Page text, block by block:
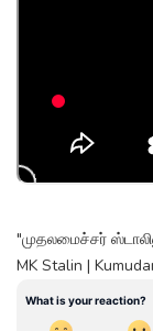
"முதலமைச்சர்
MK Stalin |